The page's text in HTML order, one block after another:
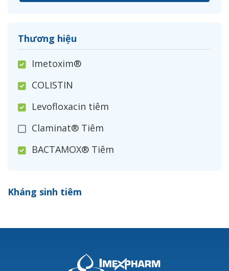
Thương hiệu
Imetoxim®
COLISTIN
Levofloxacin tiêm
Claminat® Tiêm
BACTAMOX® Tiêm
Ceftizoxim®
Kháng sinh tiêm